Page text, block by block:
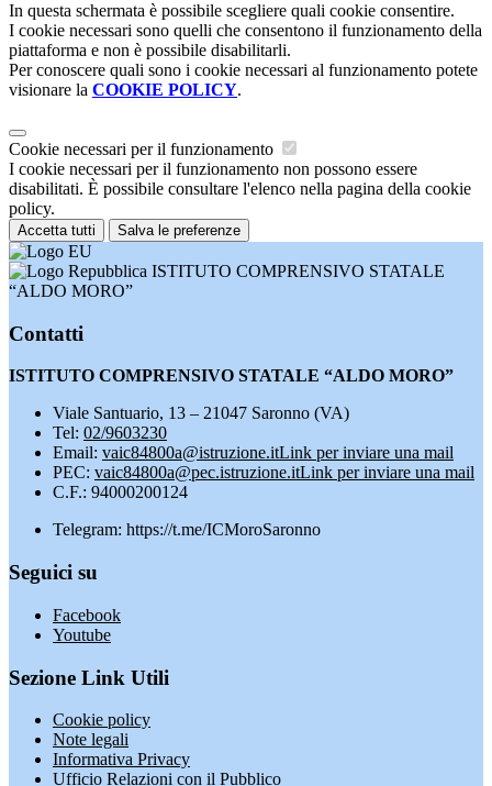
In questa schermata è possibile scegliere quali cookie consentire.
I cookie necessari sono quelli che consentono il funzionamento della
piattaforma e non è possibile disabilitarli.
Per conoscere quali sono i cookie necessari al funzionamento potete
visionare la COOKIE POLICY.
Cookie necessari per il funzionamento
I cookie necessari per il funzionamento non possono essere
disabilitati. È possibile consultare l'elenco nella pagina della cookie
policy.
Accetta tutti Salva le preferenze
ISTITUTO COMPRENSIVO STATALE
“ALDO MORO”
Contatti
ISTITUTO COMPRENSIVO STATALE “ALDO MORO”
Viale Santuario, 13 – 21047 Saronno (VA)
Tel: 02/9603230
Email: vaic84800a@istruzione.itLink per inviare una mail
PEC: vaic84800a@pec.istruzione.itLink per inviare una mail
C.F.: 94000200124
Telegram: https://t.me/ICMoroSaronno
Seguici su
Facebook
Youtube
Sezione Link Utili
Cookie policy
Note legali
Informativa Privacy
Ufficio Relazioni con il Pubblico